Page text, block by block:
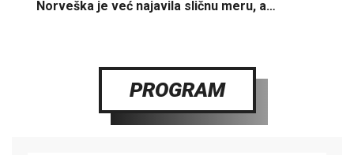
Norveška je već najavila sličnu meru, a…
PROGRAM